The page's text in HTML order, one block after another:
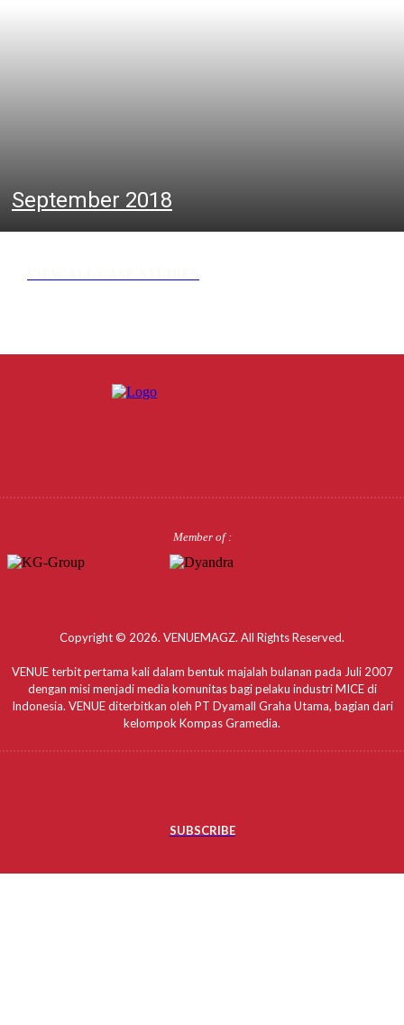
September 2018
Member of :
Copyright © 2026. VENUEMAGZ. All Rights Reserved.
VENUE terbit pertama kali dalam bentuk majalah bulanan pada Juli 2007
dengan misi menjadi media komunitas bagi pelaku industri MICE di
Indonesia. VENUE diterbitkan oleh PT Dyamall Graha Utama, bagian dari
kelompok Kompas Gramedia.
SUBSCRIBE